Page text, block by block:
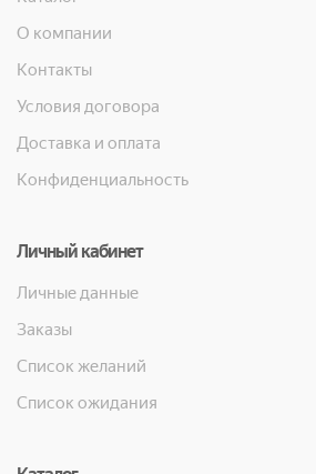
О компании
Контакты
Условия договора
Доставка и оплата
Конфиденциальность
Личный кабинет
Личные данные
Заказы
Список желаний
Список ожидания